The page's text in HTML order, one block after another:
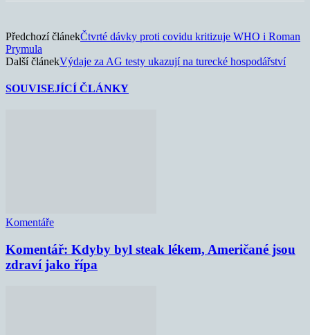
Předchozí článekČtvrté dávky proti covidu kritizuje WHO i Roman
Prymula
Další článekVýdaje za AG testy ukazují na turecké hospodářství
SOUVISEJÍCÍ ČLÁNKY
Komentáře
Komentář: Kdyby byl steak lékem, Američané jsou
zdraví jako řípa